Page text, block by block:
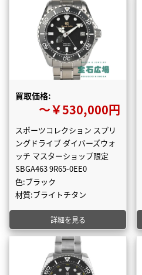
買取価格:
〜￥530,000円
スポーツコレクション スプリ
ングドライブ ダイバーズウォ
ッチ マスターショップ限定
SBGA463 9R65-0EE0
色:ブラック
材質:ブライトチタン
詳細を見る